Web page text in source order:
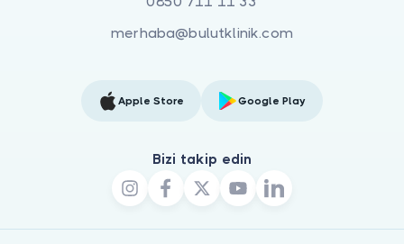
merhaba@bulutklinik.com
Apple Store Google Play
Bizi takip edin